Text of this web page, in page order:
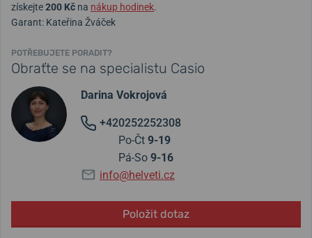
získejte200 Kč na nákup hodinek.
Garant: Kateřina Žváček
POTŘEBUJETE PORADIT?
Obraťte se na specialistu Casio
Darina Vokrojová
+420252252308
Po-Čt 9-19
Pá-So 9-16
info@helveti.cz
Položit dotaz